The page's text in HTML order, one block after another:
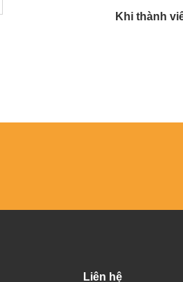
Khi thành
Liên hệ